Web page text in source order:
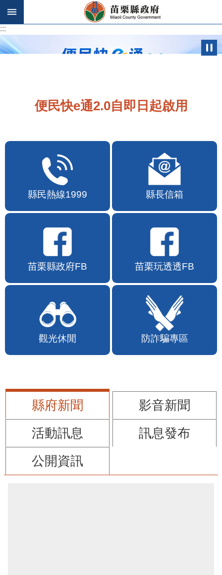
跳到主要內容區塊
:::
:::
便民快e通2.0自即日起啟用
縣民熱線1999 縣長信箱
苗栗縣政府FB 苗栗玩透透FB
觀光休閒 防詐騙專區
縣府新聞
影音新聞
活動訊息
訊息發布
公開資訊